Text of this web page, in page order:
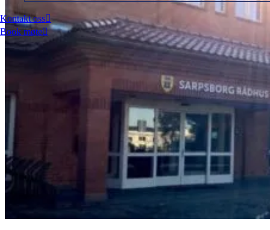
Kontakt oss
Book møte